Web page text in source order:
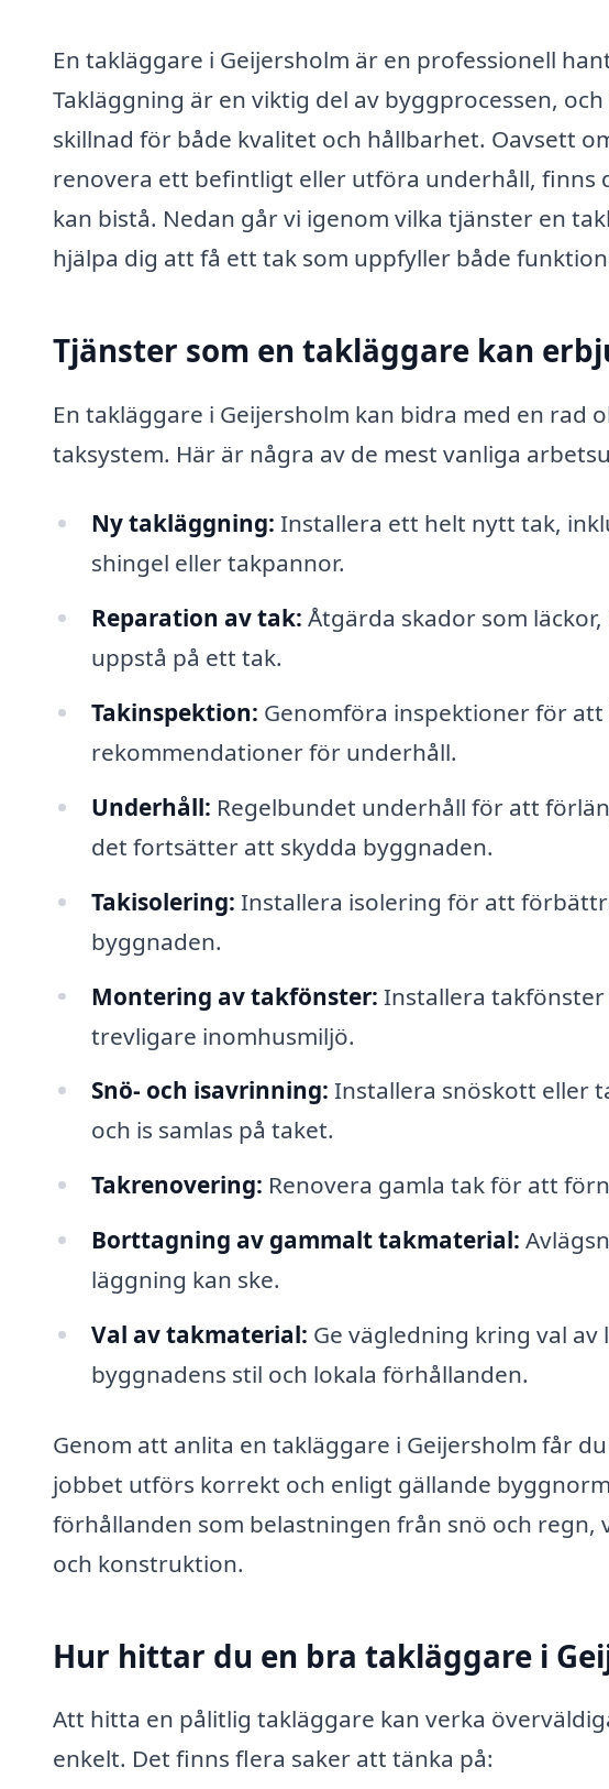
En takläggare i Geijersholm är en professionell
Takläggning är en viktig del av byggprocessen,
skillnad för både kvalitet och hållbarhet. Oavsett
renovera ett befintligt eller utföra underhåll, finns
kan bistå. Nedan går vi igenom vilka tjänster en
hjälpa dig att få ett tak som uppfyller både
Tjänster som en takläggare kan
En takläggare i Geijersholm kan bidra med en rad
taksystem. Här är några av de mest vanliga
Ny takläggning: Installera ett helt nytt tak,
shingel eller takpannor.
Reparation av tak: Åtgärda skador som
uppstå på ett tak.
Takinspektion: Genomföra inspektioner för
rekommendationer för underhåll.
Underhåll: Regelbundet underhåll för att
det fortsätter att skydda byggnaden.
Takisolering: Installera isolering för att
byggnaden.
Montering av takfönster: Installera
trevligare inomhusmiljö.
Snö- och isavrinning: Installera snöskott eller
och is samlas på taket.
Takrenovering: Renovera gamla tak för att
Borttagning av gammalt takmaterial:
läggning kan ske.
Val av takmaterial: Ge vägledning kring val
byggnadens stil och lokala förhållanden.
Genom att anlita en takläggare i Geijersholm får
jobbet utförs korrekt och enligt gällande
förhållanden som belastningen från snö och regn,
och konstruktion.
Hur hittar du en bra takläggare i
Att hitta en pålitlig takläggare kan verka
enkelt. Det finns flera saker att tänka på: